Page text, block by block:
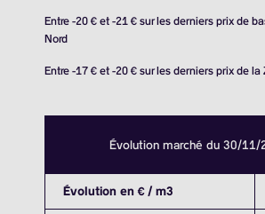
Entre -20 € et -21 € sur les derniers prix de
Nord
Entre -17 € et -20 € sur les derniers prix de la
Évolution marché du 30/11/
Évolution en € / m3